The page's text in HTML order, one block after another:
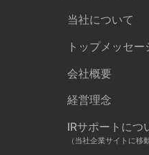
当社について
トップメッセー
会社概要
経営理念
IRサポートにつ
（当社企業サイトに移